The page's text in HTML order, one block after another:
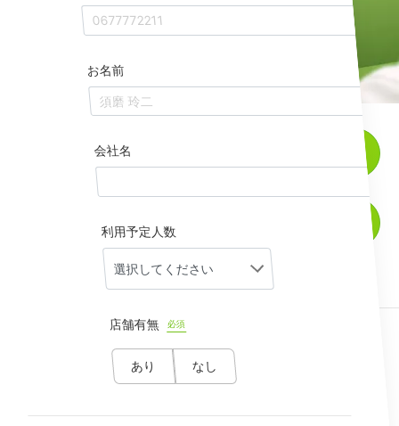
お名前
会社名
利用予定人数
店舗有無 必須
あり なし
オンライン相談
勤怠管理機能を詳しく見る
シフト作成・管理がラクになり